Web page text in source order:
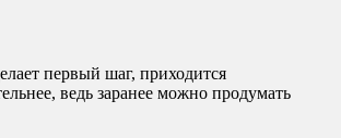
первый шаг, приходится
ведь заранее можно продумать